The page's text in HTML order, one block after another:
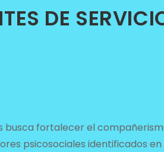
DE
busca fortalecer el
psicosociales identificados en